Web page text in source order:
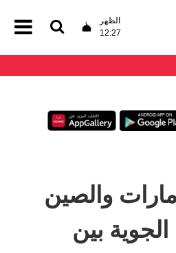
الظهر
12:27
والصين
بين